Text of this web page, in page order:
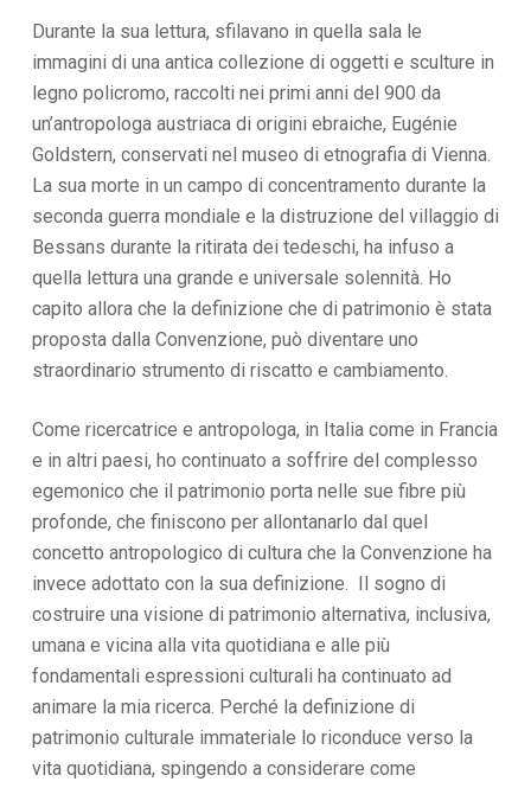
Durante la sua lettura, sfilavano in quella sala le
immagini di una antica collezione di oggetti e sculture in
legno policromo, raccolti nei primi anni del 900 da
un’antropologa austriaca di origini ebraiche, Eugénie
Goldstern, conservati nel museo di etnografia di Vienna.
La sua morte in un campo di concentramento durante la
seconda guerra mondiale e la distruzione del villaggio di
Bessans durante la ritirata dei tedeschi, ha infuso a
quella lettura una grande e universale solennità. Ho
capito allora che la definizione che di patrimonio è stata
proposta dalla Convenzione, può diventare uno
straordinario strumento di riscatto e cambiamento.
Come ricercatrice e antropologa, in Italia come in Francia
e in altri paesi, ho continuato a soffrire del complesso
egemonico che il patrimonio porta nelle sue fibre più
profonde, che finiscono per allontanarlo dal quel
concetto antropologico di cultura che la Convenzione ha
invece adottato con la sua definizione. Il sogno di
costruire una visione di patrimonio alternativa, inclusiva,
umana e vicina alla vita quotidiana e alle più
fondamentali espressioni culturali ha continuato ad
animare la mia ricerca. Perché la definizione di
patrimonio culturale immateriale lo riconduce verso la
vita quotidiana, spingendo a considerare come